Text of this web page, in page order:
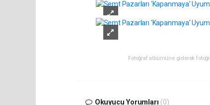
Fotoğraf albümüne giderek
Okuyucu Yorumları (0)